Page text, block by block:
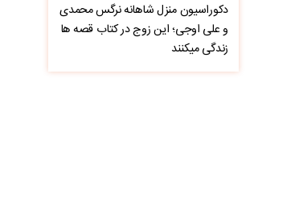
دکوراسیون منزل شاهانه نرگس محمدی
و علی اوجی؛ این زوج در کتاب قصه ها
زندگی میکنند